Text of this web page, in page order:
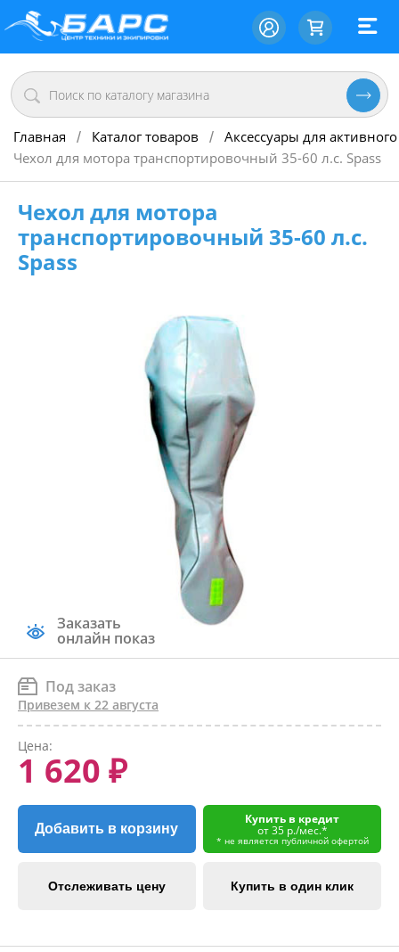
Главная / Каталог товаров / Аксессуары для
Чехол для мотора транспортировочный 35-60 л.с. Spass
Чехол для мотора
транспортировочный 35-60 л.с.
Spass
Заказать
онлайн показ
Под заказ
Привезем к 22 августа
Цена:
1 620 ₽
Добавить в корзину
Купить в кредит
от 35 р./мес.*
* не является публичной офертой
Отслеживать цену Купить в один клик